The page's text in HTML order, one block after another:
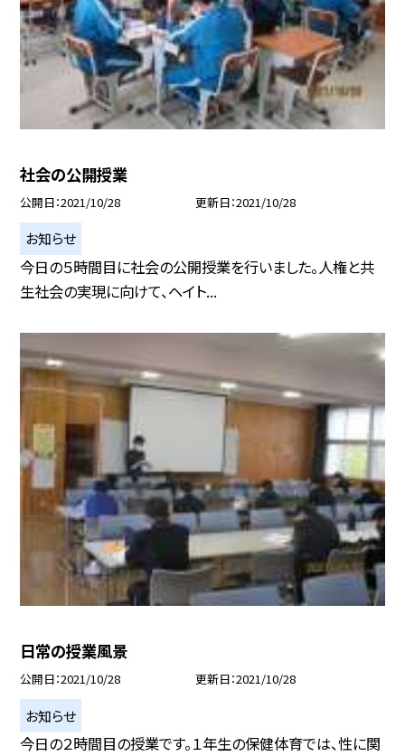
社会の公開授業
公開日 2021/10/28 更新日 2021/10/28
お知らせ
今日の５時間目に社会の公開授業を行いました。人権と共
生社会の実現に向けて、ヘイト...
日常の授業風景
公開日 2021/10/28 更新日 2021/10/28
お知らせ
今日の２時間目の授業です。１年生の保健体育では、性に関